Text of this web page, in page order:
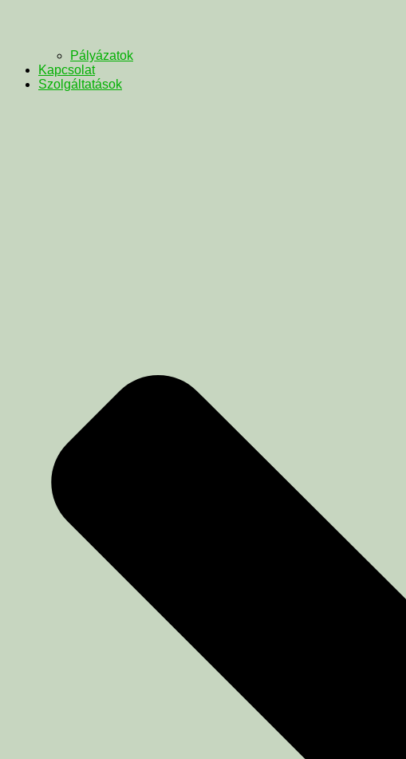
Pályázatok
Kapcsolat
Szolgáltatások